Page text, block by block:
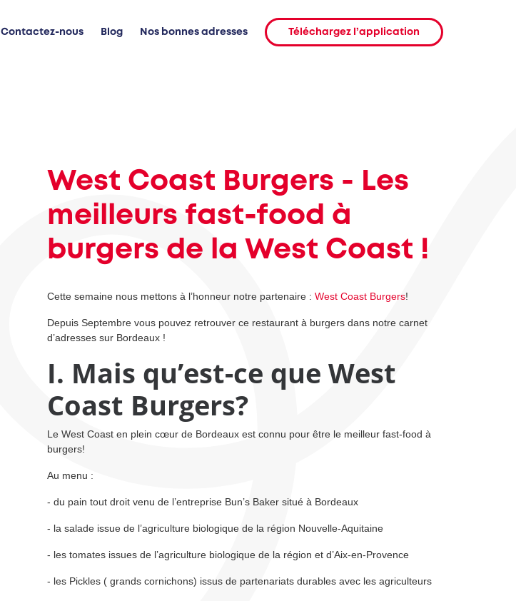
Contactez-nous Blog Nos bonnes adresses Téléchargez l’application
West Coast Burgers - Les
meilleurs fast-food à
burgers de la West Coast !
Cette semaine nous mettons à l’honneur notre partenaire : West Coast Burgers!
Depuis Septembre vous pouvez retrouver ce restaurant à burgers dans notre carnet
d’adresses sur Bordeaux !
I. Mais qu’est-ce que West
Coast Burgers?
Le West Coast en plein cœur de Bordeaux est connu pour être le meilleur fast-food à
burgers!
Au menu :
- du pain tout droit venu de l’entreprise Bun’s Baker situé à Bordeaux
- la salade issue de l’agriculture biologique de la région Nouvelle-Aquitaine
- les tomates issues de l’agriculture biologique de la région et d’Aix-en-Provence
- les Pickles ( grands cornichons) issus de partenariats durables avec les agriculteurs